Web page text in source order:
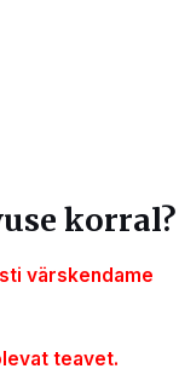
korral?
värskendame
teavet.